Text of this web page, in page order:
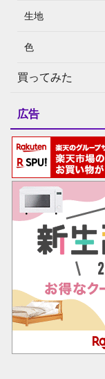
生地
色
買ってみた
広告